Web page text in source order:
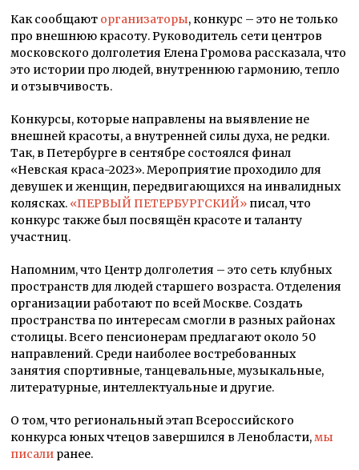
Как сообщают организаторы, конкурс – это не только
про внешнюю красоту. Руководитель сети центров
московского долголетия Елена Громова рассказала, что
это истории про людей, внутреннюю гармонию, тепло
и отзывчивость.
Конкурсы, которые направлены на выявление не
внешней красоты, а внутренней силы духа, не редки.
Так, в Петербурге в сентябре состоялся финал
«Невская краса-2023». Мероприятие проходило для
девушек и женщин, передвигающихся на инвалидных
колясках. «ПЕРВЫЙ ПЕТЕРБУРГСКИЙ» писал, что
конкурс также был посвящён красоте и таланту
участниц.
Напомним, что Центр долголетия – это сеть клубных
пространств для людей старшего возраста. Отделения
организации работают по всей Москве. Создать
пространства по интересам смогли в разных районах
столицы. Всего пенсионерам предлагают около 50
направлений. Среди наиболее востребованных
занятия спортивные, танцевальные, музыкальные,
литературные, интеллектуальные и другие.
О том, что региональный этап Всероссийского
конкурса юных чтецов завершился в Ленобласти, мы
писали ранее.